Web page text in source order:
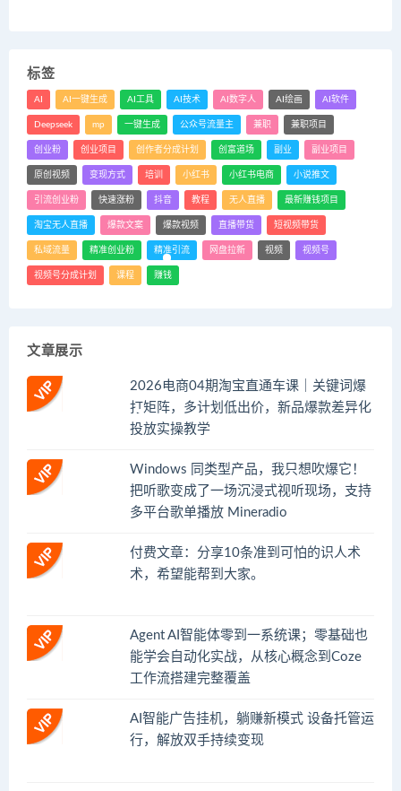
标签
AI AI一键生成 AI工具 AI技术 AI数字人 AI绘画 AI软件
Deepseek mp 一键生成 公众号流量主 兼职 兼职项目
创业粉 创业项目 创作者分成计划 创富道场 副业 副业项目
原创视频 变现方式 培训 小红书 小红书电商 小说推文
引流创业粉 快速涨粉 抖音 教程 无人直播 最新赚钱项目
淘宝无人直播 爆款文案 爆款视频 直播带货 短视频带货
私域流量 精准创业粉 精准引流 网盘拉新 视频 视频号
视频号分成计划 课程 赚钱
文章展示
2026电商04期淘宝直通车课｜关键词爆
打矩阵，多计划低出价，新品爆款差异化
投放实操教学
Windows 同类型产品，我只想吹爆它！
把听歌变成了一场沉浸式视听现场，支持
多平台歌单播放 Mineradio
付费文章：分享10条准到可怕的识人术
术，希望能帮到大家。
Agent AI智能体零到一系统课；零基础也
能学会自动化实战，从核心概念到Coze
工作流搭建完整覆盖
AI智能广告挂机，躺赚新模式 设备托管运
行，解放双手持续变现